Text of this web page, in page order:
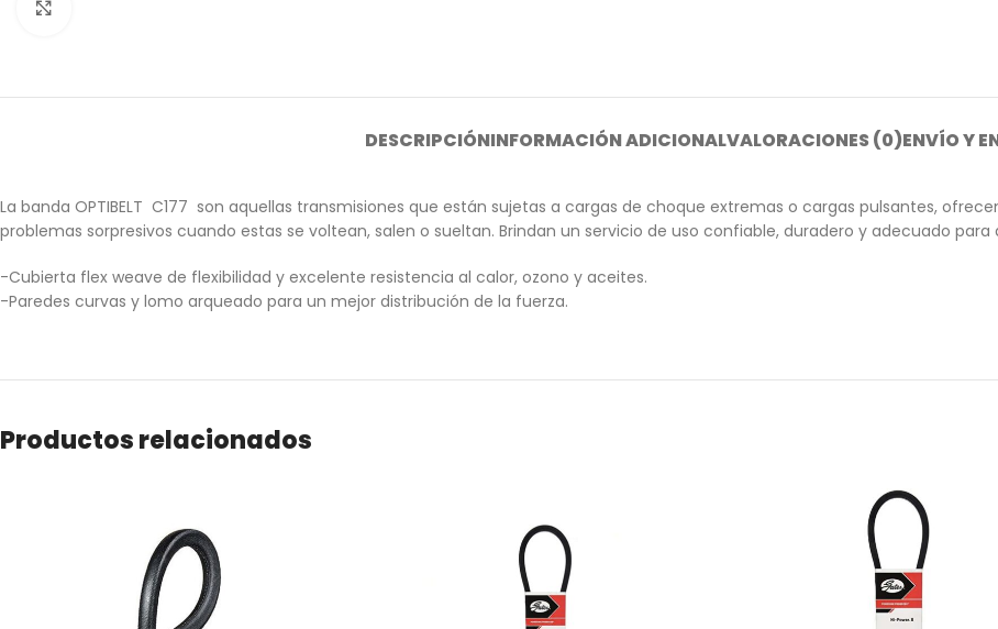
DESCRIPCIÓNINFORMACIÓN ADICIONALVALORACIONES (0)ENVÍO Y
La banda OPTIBELT C177 son aquellas transmisiones que están sujetas a cargas de choque extremas o cargas pulsantes,
problemas sorpresivos cuando estas se voltean, salen o sueltan. Brindan un servicio de uso confiable, duradero y adecuado
-Cubierta flex weave de flexibilidad y excelente resistencia al calor, ozono y aceites.
-Paredes curvas y lomo arqueado para un mejor distribución de la fuerza.
Productos relacionados